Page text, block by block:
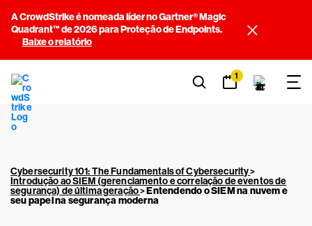
A CrowdStrike é nomeada líder no Gartner® Magic
Quadrant™ de 2026 para Proteção de Endpoints.
Baixe o relatório
1
Cybersecurity 101: The Fundamentals of Cybersecurity>
Introdução ao SIEM (gerenciamento e correlação de eventos de
segurança) de última geração>Entendendo o SIEM na nuvem e
seu papel na segurança moderna